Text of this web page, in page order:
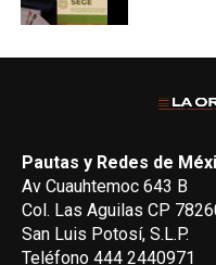
Pautas y Redes de
Av Cuauhtemoc 643 B
Col. Las Aguilas CP
San Luis Potosí, S.L.P.
Teléfono 444 2440971